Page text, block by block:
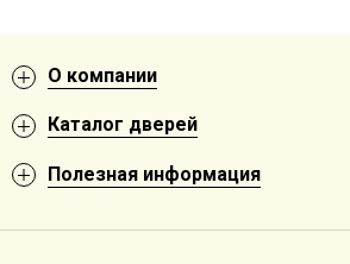
О компании
Каталог дверей
Полезная информация